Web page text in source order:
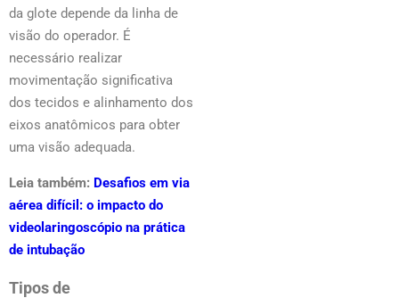
da glote depende da linha de
visão do operador. É
necessário realizar
movimentação significativa
dos tecidos e alinhamento dos
eixos anatômicos para obter
uma visão adequada.
Leia também: Desafios em via
aérea difícil: o impacto do
videolaringoscópio na prática
de intubação
Tipos de